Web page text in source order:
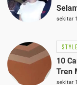
sekitar
STYLE
10
Tren
sekitar